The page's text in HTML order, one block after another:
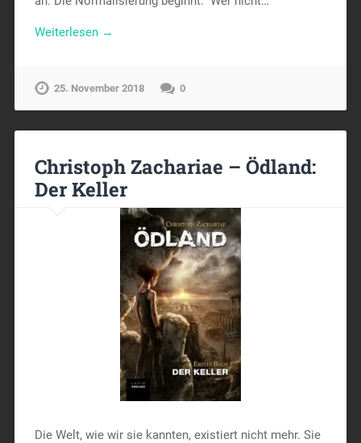
Weiterlesen →
25. November 2018 0
Christoph Zachariae – Ödland:
Der Keller
Die Welt, wie wir sie kannten, existiert nicht mehr. Sie